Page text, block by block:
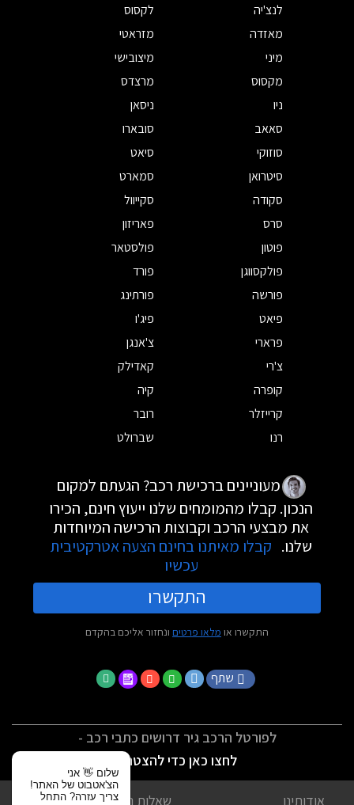
לנצ'יה
לקסוס
מאזדה
מזראטי
מיני
מיצובישי
מקסוס
מרצדס
ניו
ניסאן
סאאב
סובארו
סוזוקי
סיאט
סיטרואן
סמארט
סקודה
סקייוול
סרס
פאריזון
פוטון
פולסטאר
פולקסווגן
פורד
פורשה
פורתינג
פיאט
פיג'ו
פרארי
צ'אנגן
צ'רי
קאדילק
קופרה
קיה
קרייזלר
רובר
רנו
שברולט
מעוניינים ברכישת רכב? הגעתם למקום
הנכון. קבלו מהמומחים שלנו ייעוץ חינם, הכירו
את מבצעי הרכב וקבוצות הרכישה המיוחדות
שלנו. קבלו מאיתנו בחינם הצעה אטרקטיבית
עכשיו
התקשרו
התקשרו או מלאו פרטים ונחזור אליכם בהקדם
שתף
לפורטל הרכב גיר דרושים כתבי רכב -
לחצו כאן כדי להצטרף
אודותינו שאלות נפוצות
שלום 👋 אני
הצ'אטבוט של האתר!
צריך עזרה? התחל